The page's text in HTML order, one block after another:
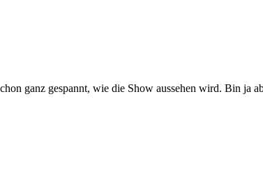
ganz gespannt, wie die Show aussehen wird. Bin ja